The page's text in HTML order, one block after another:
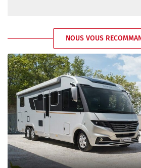
NOUS VOUS